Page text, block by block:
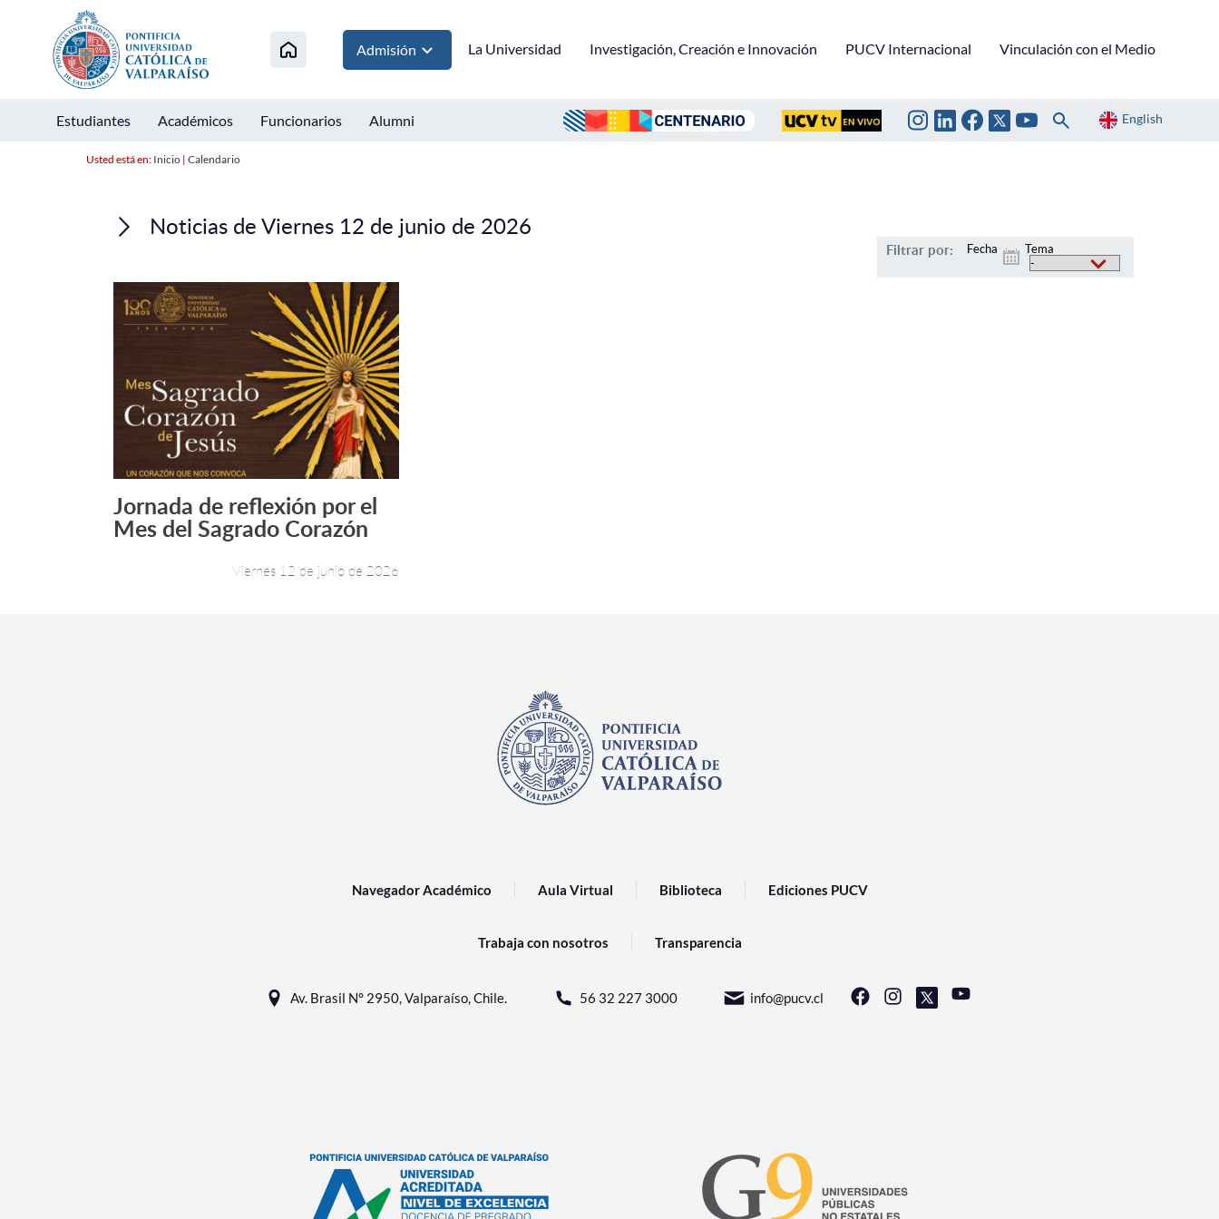
Admisión La Universidad Investigación, Creación e Innovación PUCV Internacional Vinculación con el Medio
Estudiantes Académicos Funcionarios Alumni English
Usted está en: Inicio| Calendario
Noticias de Viernes 12 de junio de 2026
Filtrar por: Fecha Tema
Leer más +
Jornada de reflexión por el
Mes del Sagrado Corazón
Viernes 12 de junio de 2026
Navegador Académico Aula Virtual Biblioteca Ediciones PUCV
Trabaja con nosotros Transparencia
Av. Brasil N° 2950, Valparaíso, Chile. 56 32 227 3000 info@pucv.cl